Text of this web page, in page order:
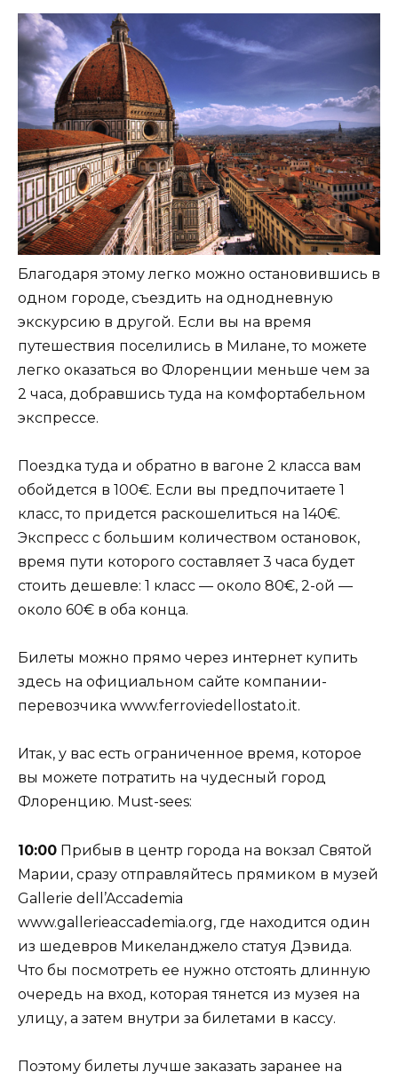
Благодаря этому легко можно остановившись в
одном городе, съездить на однодневную
экскурсию в другой. Если вы на время
путешествия поселились в Милане, то можете
легко оказаться во Флоренции меньше чем за
2 часа, добравшись туда на комфортабельном
экспрессе.
Поездка туда и обратно в вагоне 2 класса вам
обойдется в 100€. Если вы предпочитаете 1
класс, то придется раскошелиться на 140€.
Экспресс с большим количеством остановок,
время пути которого составляет 3 часа будет
стоить дешевле: 1 класс — около 80€, 2-ой —
около 60€ в оба конца.
Билеты можно прямо через интернет купить
здесь на официальном сайте компании-
перевозчика www.ferroviedellostato.it.
Итак, у вас есть ограниченное время, которое
вы можете потратить на чудесный город
Флоренцию. Must-sees:
10:00 Прибыв в центр города на вокзал Святой
Марии, сразу отправляйтесь прямиком в музей
Gallerie dell’Accademia
www.gallerieaccademia.org, где находится один
из шедевров Микеланджело статуя Дэвида.
Что бы посмотреть ее нужно отстоять длинную
очередь на вход, которая тянется из музея на
улицу, а затем внутри за билетами в кассу.
Поэтому билеты лучше заказать заранее на